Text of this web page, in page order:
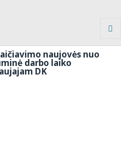
naujovės nuo
darbo laiko
DK